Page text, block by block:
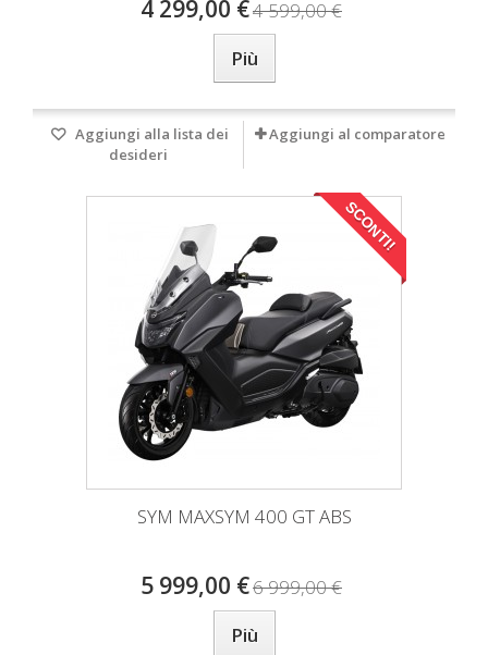
4 299,00 €4 599,00 €
Più
Aggiungi alla lista dei
desideri
Aggiungi al comparatore
SCONTI!
SYM MAXSYM 400 GT ABS
5 999,00 €6 999,00 €
Più